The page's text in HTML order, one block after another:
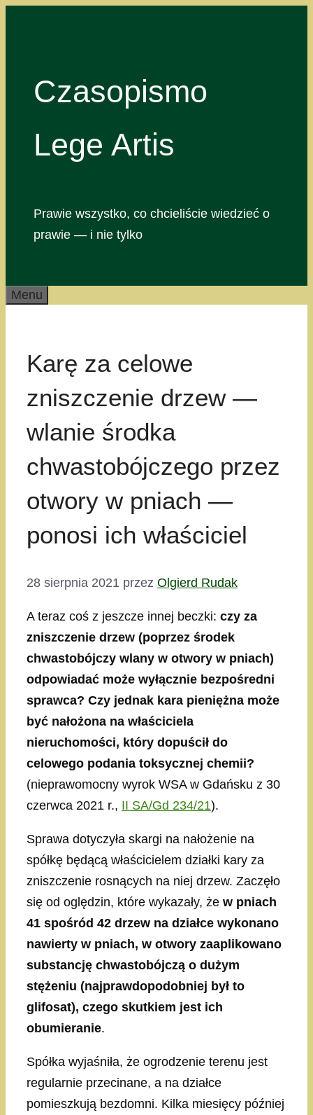
Czasopismo
Lege Artis
Prawie wszystko, co chcieliście wiedzieć o
prawie — i nie tylko
Menu
Karę za celowe
zniszczenie drzew —
wlanie środka
chwastobójczego przez
otwory w pniach —
ponosi ich właściciel
28 sierpnia 2021 przez Olgierd Rudak
A teraz coś z jeszcze innej beczki: czy za
zniszczenie drzew (poprzez środek
chwastobójczy wlany w otwory w pniach)
odpowiadać może wyłącznie bezpośredni
sprawca? Czy jednak kara pieniężna może
być nałożona na właściciela
nieruchomości, który dopuścił do
celowego podania toksycznej chemii?
(nieprawomocny wyrok WSA w Gdańsku z 30
czerwca 2021 r., II SA/Gd 234/21).
Sprawa dotyczyła skargi na nałożenie na
spółkę będącą właścicielem działki kary za
zniszczenie rosnących na niej drzew. Zaczęło
się od oględzin, które wykazały, że w pniach
41 spośród 42 drzew na działce wykonano
nawierty w pniach, w otwory zaaplikowano
substancję chwastobójczą o dużym
stężeniu (najprawdopodobniej był to
glifosat), czego skutkiem jest ich
obumieranie.
Spółka wyjaśniła, że ogrodzenie terenu jest
regularnie przecinane, a na działce
pomieszkują bezdomni. Kilka miesięcy później